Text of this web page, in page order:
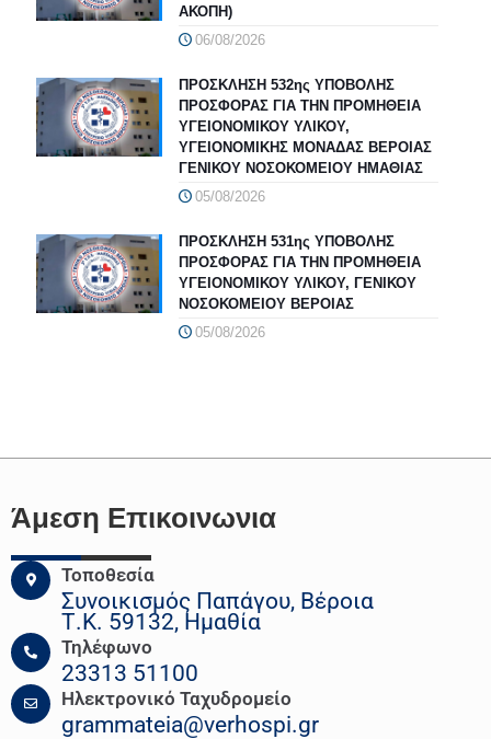
ΑΚΟΠΗ)
06/08/2026
ΠΡΟΣΚΛΗΣΗ 532ης ΥΠΟΒΟΛΗΣ
ΠΡΟΣΦΟΡΑΣ ΓΙΑ ΤΗΝ ΠΡΟΜΗΘΕΙΑ
ΥΓΕΙΟΝΟΜΙΚΟΥ ΥΛΙΚΟΥ,
ΥΓΕΙΟΝΟΜΙΚΗΣ ΜΟΝΑΔΑΣ ΒΕΡΟΙΑΣ
ΓΕΝΙΚΟΥ ΝΟΣΟΚΟΜΕΙΟΥ ΗΜΑΘΙΑΣ
05/08/2026
ΠΡΟΣΚΛΗΣΗ 531ης ΥΠΟΒΟΛΗΣ
ΠΡΟΣΦΟΡΑΣ ΓΙΑ ΤΗΝ ΠΡΟΜΗΘΕΙΑ
ΥΓΕΙΟΝΟΜΙΚΟΥ ΥΛΙΚΟΥ, ΓΕΝΙΚΟΥ
ΝΟΣΟΚΟΜΕΙΟΥ ΒΕΡΟΙΑΣ
05/08/2026
Άμεση Επικοινωνια
Τοποθεσία
Συνοικισμός Παπάγου, Βέροια
Τ.Κ. 59132, Ημαθία
Τηλέφωνο
23313 51100
Ηλεκτρονικό Ταχυδρομείο
grammateia@verhospi.gr